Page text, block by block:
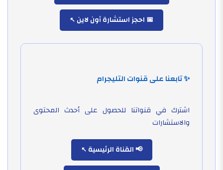
📅 احجز استشارة أون لاين
✨ تابعنا على قنوات التليجرام
اشترك في قنواتنا للحصول على أحدث المحتوى
والاستشارات
📢 القناة الرئيسية